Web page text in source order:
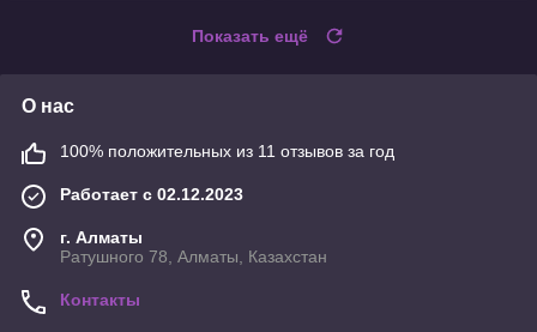
Показать ещё
О нас
100% положительных из 11 отзывов за год
Работает с 02.12.2023
г. Алматы
Ратушного 78, Алматы, Казахстан
Контакты